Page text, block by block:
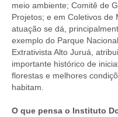
meio ambiente; Comitê de
Projetos; e em Coletivos de
atuação se dá,
exemplo do Parque
Extrativista Alto Juruá,
importante histórico de
florestas e melhores
habitam.
O que pensa o Instituto